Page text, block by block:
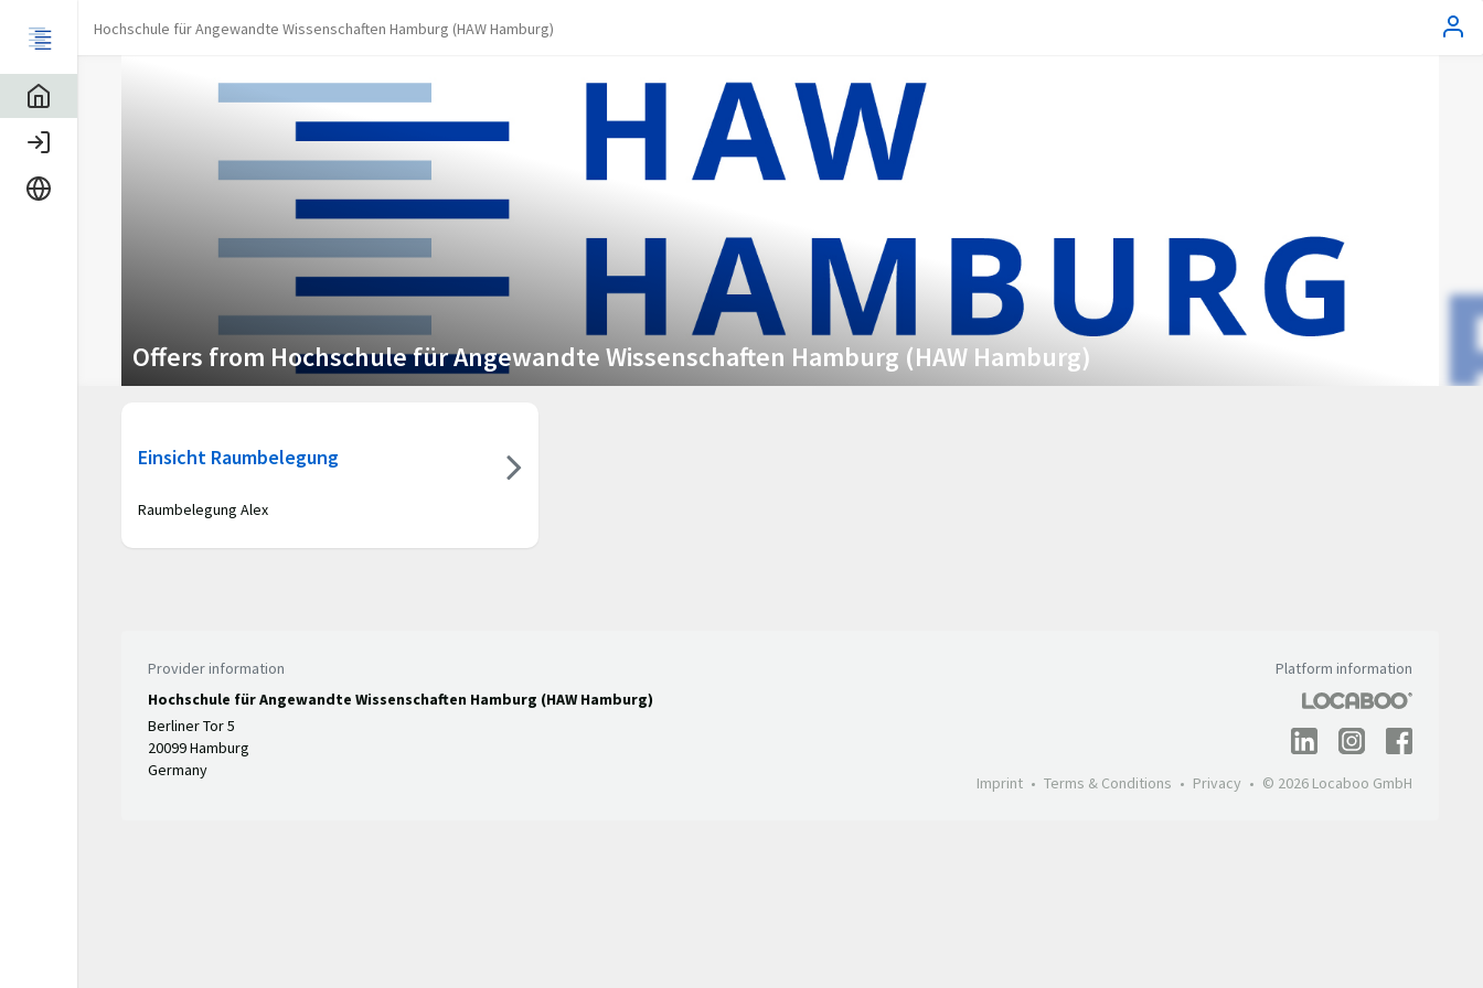
Hochschule für Angewandte Wissenschaften Hamburg (HAW Hamburg)
Offers from Hochschule für Angewandte Wissenschaften Hamburg (HAW Hamburg)
Einsicht Raumbelegung
Raumbelegung Alex
Provider information
Hochschule für Angewandte Wissenschaften Hamburg (HAW Hamburg)
Berliner Tor 5
20099 Hamburg
Germany
Platform information
Imprint Terms & Conditions Privacy © 2026 Locaboo GmbH